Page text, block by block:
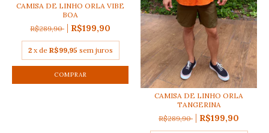
CAMISA DE LINHO ORLA VIBE
BOA
R$289,90
R$199,90
2 x de R$99,95 sem juros
COMPRAR
CAMISA DE LINHO ORLA
TANGERINA
R$289,90
R$199,90